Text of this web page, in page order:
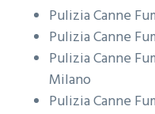
Pulizia Canne
Pulizia Canne
Pulizia Canne
Milano
Pulizia Canne